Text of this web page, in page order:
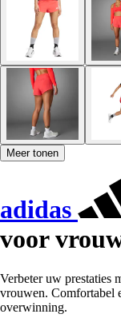
Meer tonen
adidas
voor
Verbeter uw prestaties
vrouwen. Comfortabel
overwinning.